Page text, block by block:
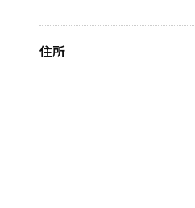
住所